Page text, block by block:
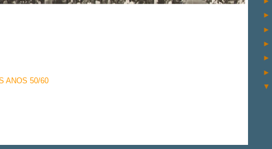
ANOS 50/60
►
►
►
►
►
▼